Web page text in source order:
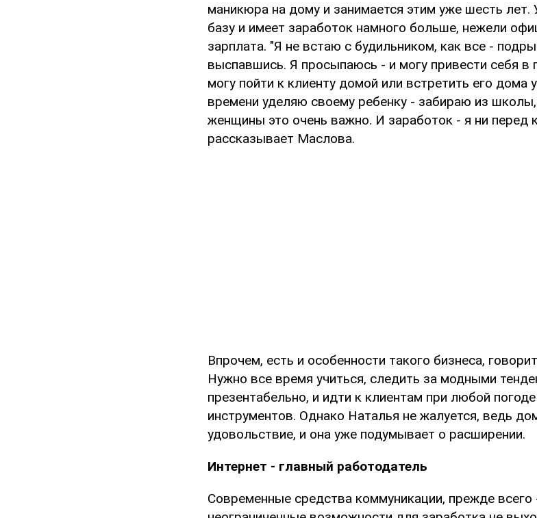
маникюра на дому и занимается этим уже шесть
базу и имеет заработок намного больше, нежели
зарплата. "Я не встаю с будильником, как все -
выспавшись. Я просыпаюсь - и могу привести себя
могу пойти к клиенту домой или встретить его дома
времени уделяю своему ребенку - забираю из
женщины это очень важно. И заработок - я ни перед
рассказывает Маслова.
Впрочем, есть и особенности такого бизнеса,
Нужно все время учиться, следить за модными
презентабельно, и идти к клиентам при любой
инструментов. Однако Наталья не жалуется, ведь
удовольствие, и она уже подумывает о расширении.
Интернет - главный работодатель
Современные средства коммуникации, прежде всего